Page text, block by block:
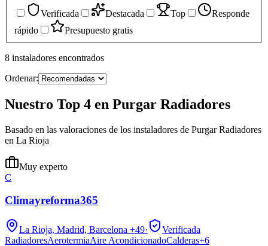
Verificada
Destacada Top
Responde
rápido
Presupuesto gratis
8 instaladores encontrados
Ordenar:
Nuestro Top 4 en Purgar Radiadores
Basado en las valoraciones de los instaladores de Purgar Radiadores
en La Rioja
Muy experto
C
Climayreforma365
La Rioja, Madrid, Barcelona +49·
Verificada
RadiadoresAerotermiaAire AcondicionadoCalderas+6